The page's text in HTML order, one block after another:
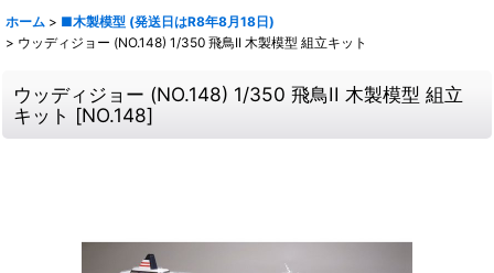
ホーム > ■木製模型 (発送日はR8年8月18日)
> ウッディジョー (NO.148) 1/350 飛鳥II 木製模型 組立キット
ウッディジョー (NO.148) 1/350 飛鳥II 木製模型 組立
キット [NO.148]